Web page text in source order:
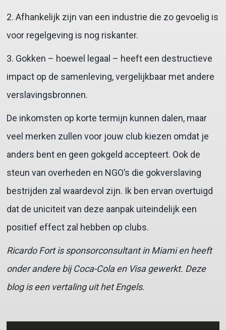
2. Afhankelijk zijn van een industrie die zo gevoelig is
voor regelgeving is nog riskanter.
3. Gokken – hoewel legaal – heeft een destructieve
impact op de samenleving, vergelijkbaar met andere
verslavingsbronnen.
De inkomsten op korte termijn kunnen dalen, maar
veel merken zullen voor jouw club kiezen omdat je
anders bent en geen gokgeld accepteert. Ook de
steun van overheden en NGO’s die gokverslaving
bestrijden zal waardevol zijn. Ik ben ervan overtuigd
dat de uniciteit van deze aanpak uiteindelijk een
positief effect zal hebben op clubs.
Ricardo Fort is sponsorconsultant in Miami en heeft
onder andere bij Coca-Cola en Visa gewerkt. Deze
blog is een vertaling uit het Engels.